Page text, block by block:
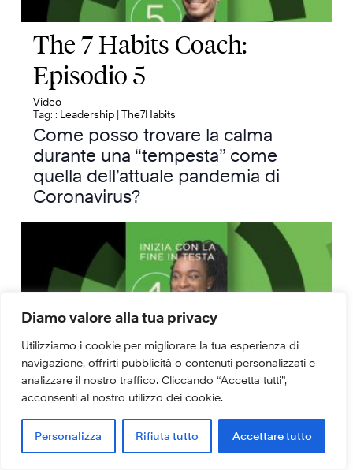
Diamo valore alla tua privacy
Utilizziamo i cookie per migliorare la tua esperienza di
navigazione, offrirti pubblicità o contenuti personalizzati e
analizzare il nostro traffico. Cliccando “Accetta tutti”,
acconsenti al nostro utilizzo dei cookie.
Personalizza Rifiuta tutto Accettare tutto
The 7 Habits Coach:
Episodio 5
Video
Tag: : Leadership |The7Habits
Come posso trovare la calma
durante una “tempesta” come
quella dell’attuale pandemia di
Coronavirus?
The 7 Habits Coach:
Episodio 4
Video
Tag: :Leadership|The7Habits
Lascia la tua eredità: l’habit della
vision personale